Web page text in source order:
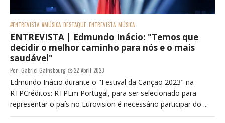
#ENTREVISTA #MÚSICA DESTAQUE ENTREVISTA MÚSICA
ENTREVISTA | Edmundo Inácio: "Temos que
decidir o melhor caminho para nós e o mais
saudável"
Por: Gabriel Gainsbourg 22 Abril 2023
Edmundo Inácio durante o "Festival da Canção 2023" na
RTPCréditos: RTPEm Portugal, para ser selecionado para
representar o país no Eurovision é necessário participar do ...